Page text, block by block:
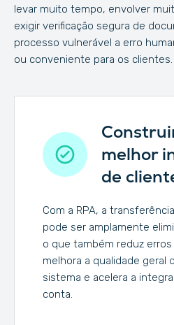
levar muito tempo, envolver
exigir verificação segura de
processo vulnerável a erro
ou conveniente para os clientes.
melhor
de
Com a RPA, a
pode ser amplamente
o que também reduz
melhora a qualidade geral
sistema e acelera a
conta.